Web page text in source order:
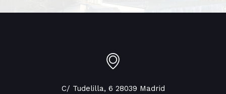
C/ Tudelilla, 6 28039 Madrid